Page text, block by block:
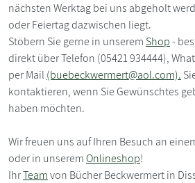
nächsten Werktag bei uns abgeholt
oder Feiertag dazwischen liegt.
Stöbern Sie gerne in unserem Shop-
direkt über Telefon (05421 934444),
per Mail (buebeckwermert@aol.com).
kontaktieren, wenn Sie Gewünschtes
haben möchten.
Wir freuen uns auf Ihren Besuch an
oder in unseremOnlineshop!
IhrTeamvon Bücher Beckwermert in